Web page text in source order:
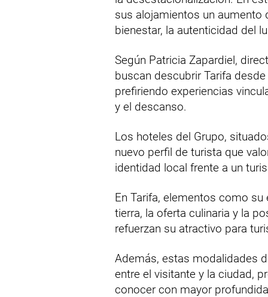
sus alojamientos un aumento
bienestar, la autenticidad del
Según Patricia Zapardiel,
buscan descubrir Tarifa
prefiriendo experiencias
y el descanso.
Los hoteles del Grupo,
nuevo perfil de turista que
identidad local frente a un
En Tarifa, elementos como su
tierra, la oferta culinaria y la
refuerzan su atractivo para
Además, estas modalidades
entre el visitante y la ciudad,
conocer con mayor